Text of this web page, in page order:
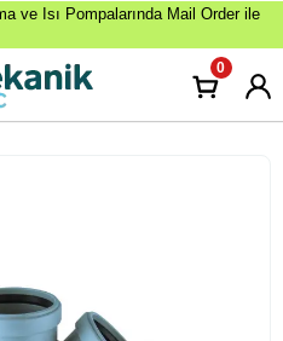
ve Isı Pompalarında Mail Order ile
0